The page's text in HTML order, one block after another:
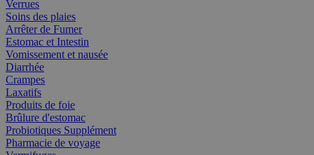
Verrues
Soins des plaies
Arrêter de Fumer
Estomac et Intestin
Vomissement et nausée
Diarrhée
Crampes
Laxatifs
Produits de foie
Brûlure d'estomac
Probiotiques Supplément
Pharmacie de voyage